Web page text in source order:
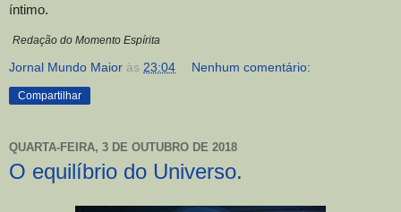
íntimo.
Redação do Momento Espírita
Jornal Mundo Maior às 23:04 Nenhum comentário:
Compartilhar
QUARTA-FEIRA, 3 DE OUTUBRO DE 2018
O equilíbrio do Universo.